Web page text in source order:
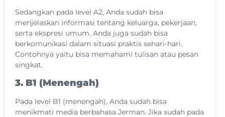
Sedangkan pada level A2, Anda sudah bisa
menjelaskan informasi tentang keluarga, pekerjaan,
serta ekspresi umum. Anda juga sudah bisa
berkomunikasi dalam situasi praktis sehari-hari.
Contohnya yaitu bisa memahami tulisan atau pesan
singkat.
3. B1 (Menengah)
Pada level B1 (menengah), Anda sudah bisa
menikmati media berbahasa Jerman. Jika sudah pada